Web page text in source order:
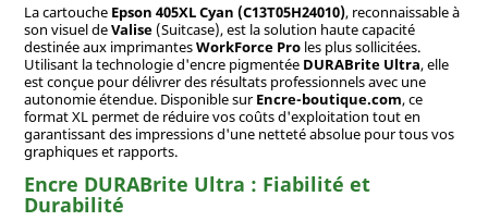
La cartouche Epson 405XL Cyan (C13T05H24010), reconnaissable à
son visuel deValise(Suitcase), est la solution haute capacité
destinée aux imprimantesWorkForce Proles plus sollicitées.
Utilisant la technologie d'encre pigmentée DURABrite Ultra, elle
est conçue pour délivrer des résultats professionnels avec une
autonomie étendue. Disponible surEncre-boutique.com, ce
format XL permet de réduire vos coûts d'exploitation tout en
garantissant des impressions d'une netteté absolue pour tous vos
graphiques et rapports.
Encre DURABrite Ultra : Fiabilité et
Durabilité